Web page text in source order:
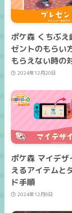
ポケ森 くちぶえ
ゼントのもらい
もらえない時の
2024年12月20日
ポケ森 マイデザ
えるアイテムと
ド手順
2024年12月8日